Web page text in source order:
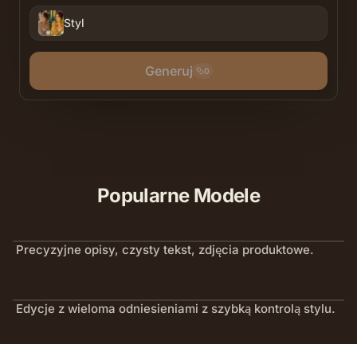
Styl
Generuj 0
Popularne Modele
Precyzyjne opisy, czysty tekst, zdjęcia produktowe.
Edycje z wieloma odniesieniami z szybką kontrolą stylu.